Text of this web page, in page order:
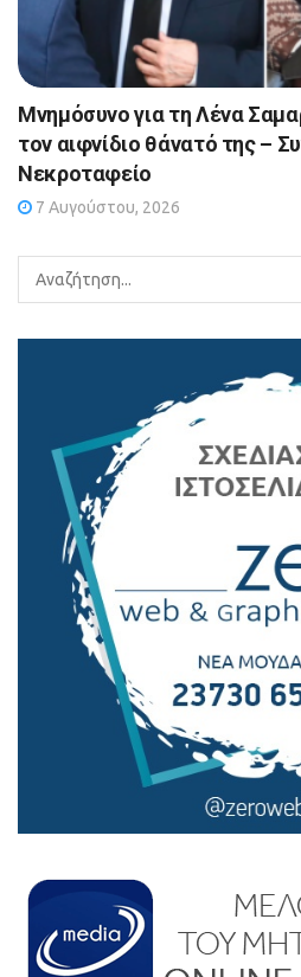
Μνημόσυνο για τη Λένα
τον αιφνίδιο θάνατό της –
Νεκροταφείο
7 Αυγούστου, 2026